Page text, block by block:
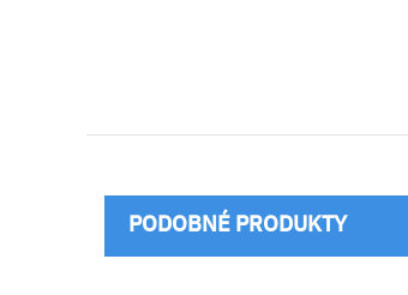
PODOBNÉ PRODUKTY